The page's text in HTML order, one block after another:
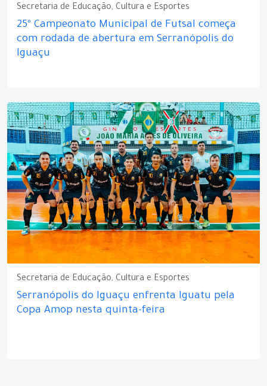
Secretaria de Educação, Cultura e Esportes
25º Campeonato Municipal de Futsal começa
com rodada de abertura em Serranópolis do
Iguaçu
Secretaria de Educação, Cultura e Esportes
Serranópolis do Iguaçu enfrenta Iguatu pela
Copa Amop nesta quinta-feira